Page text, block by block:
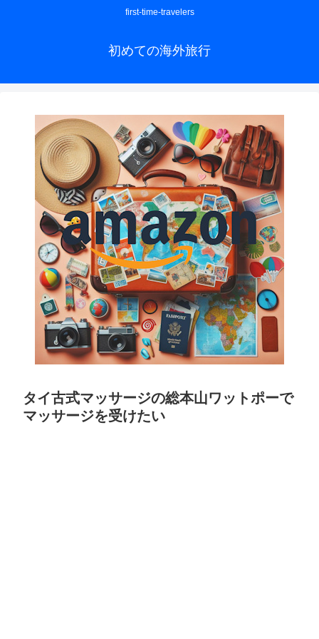
first-time-travelers
初めての海外旅行
タイ古式マッサージの総本山ワットポーで
マッサージを受けたい